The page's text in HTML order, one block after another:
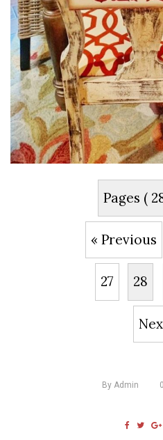
Pages (
« Previous
27 28
By Admin 0